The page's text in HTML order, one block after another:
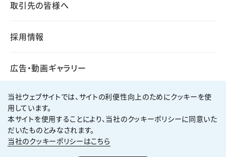
取引先の皆様へ
採用情報
広告・動画ギャラリー
個人情報保護方針
サイト利用規約
サイトマップ
当社ウェブサイトでは、サイトの利便性向上のためにクッキーを使
用しています。
本サイトを使用することにより、当社のクッキーポリシーに同意いた
だいたものとみなされます。
当社のクッキーポリシーはこちら